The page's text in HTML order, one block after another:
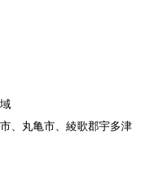
、丸亀市、綾歌郡宇多津